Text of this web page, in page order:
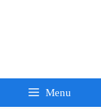
Menu